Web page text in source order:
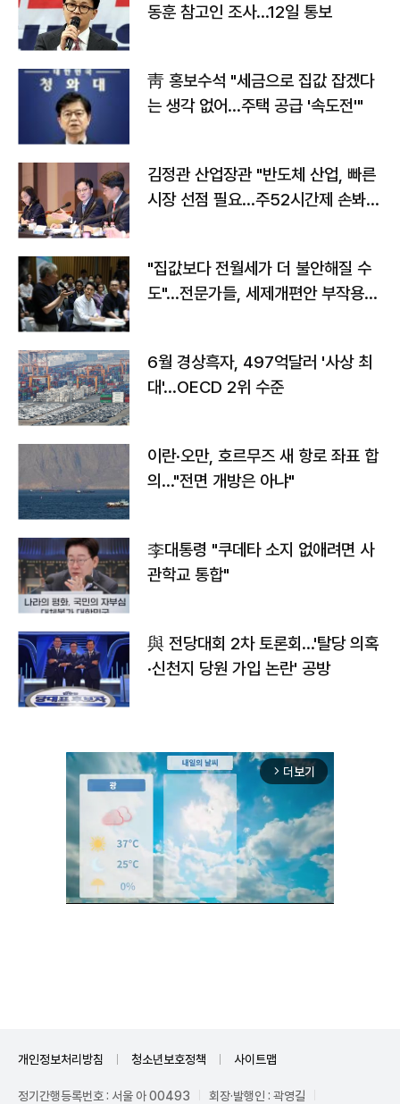
동훈 참고인 조사...12일 통보
靑 홍보수석 "세금으로 집값 잡겠다
는 생각 없어…주택 공급 '속도전'"
김정관 산업장관 "반도체 산업, 빠른
시장 선점 필요…주52시간제 손봐
"집값보다 전월세가 더 불안해질 수
도"…전문가들, 세제개편안 부작용
6월 경상흑자, 497억달러 '사상 최
대'…OECD 2위 수준
이란·오만, 호르무즈 새 항로 좌표 합
의…"전면 개방은 아냐"
李대통령 "쿠데타 소지 없애려면 사
관학교 통합"
與 전당대회 2차 토론회…'탈당 의혹
·신천지 당원 가입 논란' 공방
arrow_forward_ios 더보기
개인정보처리방침 청소년보호정책 사이트맵
정기간행등록번호 : 서울 아 00493 회장·발행인 : 곽영길